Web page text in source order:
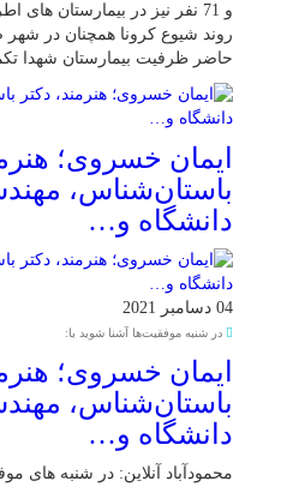
و 71 نفر نیز در بیمارستان
روند شیوع کرونا همچنان در
حاضر ظرفیت بیمارستان شهدا
ایمان خسروی؛
باستان‌شناس،
دانشگاه و…
04 دسامبر 2021
در شنبه موفقیت‌ها آشنا شوید با:
ایمان خسروی؛
باستان‌شناس،
دانشگاه و…
محمودآباد آنلاین: در شنبه